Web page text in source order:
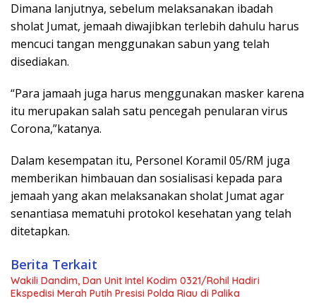
Dimana lanjutnya, sebelum melaksanakan ibadah
sholat Jumat, jemaah diwajibkan terlebih dahulu harus
mencuci tangan menggunakan sabun yang telah
disediakan.
“Para jamaah juga harus menggunakan masker karena
itu merupakan salah satu pencegah penularan virus
Corona,”katanya.
Dalam kesempatan itu, Personel Koramil 05/RM juga
memberikan himbauan dan sosialisasi kepada para
jemaah yang akan melaksanakan sholat Jumat agar
senantiasa mematuhi protokol kesehatan yang telah
ditetapkan.
Berita Terkait
Wakili Dandim, Dan Unit Intel Kodim 0321/Rohil Hadiri
Ekspedisi Merah Putih Presisi Polda Riau di Palika